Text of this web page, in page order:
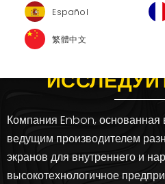
Español
繁體中文
Компания Enbon, основанная
ведущим производителем
экранов для внутреннего и
высокотехнологичное